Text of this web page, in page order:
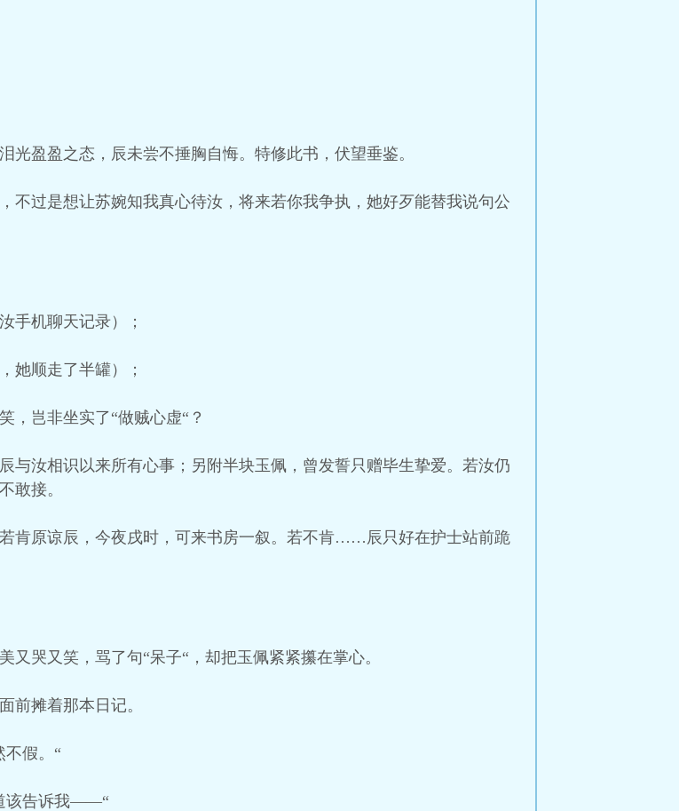
光盈盈之态，辰未尝不捶胸自悔。特修此书，伏望垂鉴。
不过是想让苏婉知我真心待汝，将来若你我争执，她好歹能替我说句公
手机聊天记录）；
她顺走了半罐）；
岂非坐实了“做贼心虚“？
与汝相识以来所有心事；另附半块玉佩，曾发誓只赠毕生挚爱。若汝仍
敢接。
肯原谅辰，今夜戌时，可来书房一叙。若不肯……辰只好在护士站前跪
哭又笑，骂了句“呆子“，却把玉佩紧紧攥在掌心。
前摊着那本日记。
不假。“
该告诉我——“